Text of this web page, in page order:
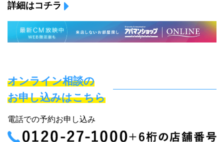
詳細はコチラ
オンライン相談の
お申し込みはこちら
電話での予約お申し込み